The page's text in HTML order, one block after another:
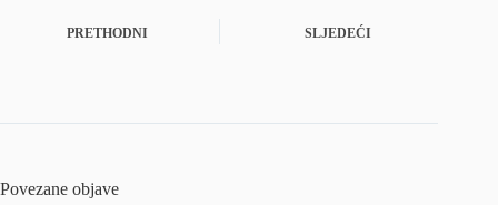
PRETHODNI SLJEDEĆI
Povezane objave